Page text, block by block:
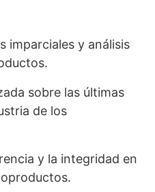
imparciales y análisis
sobre las últimas
de los
y la integridad en